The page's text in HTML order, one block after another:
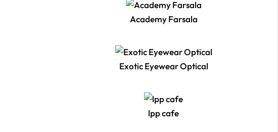
Academy Farsala
Exotic Eyewear Optical
lpp cafe